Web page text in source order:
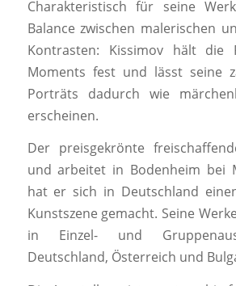
Charakteristisch für seine
Balance zwischen malerischen
Kontrasten: Kissimov hält die
Moments fest und lässt seine
Porträts dadurch wie
erscheinen.
Der preisgekrönte
und arbeitet in Bodenheim bei
hat er sich in Deutschland
Kunstszene gemacht. Seine
in Einzel- und
Deutschland, Österreich und